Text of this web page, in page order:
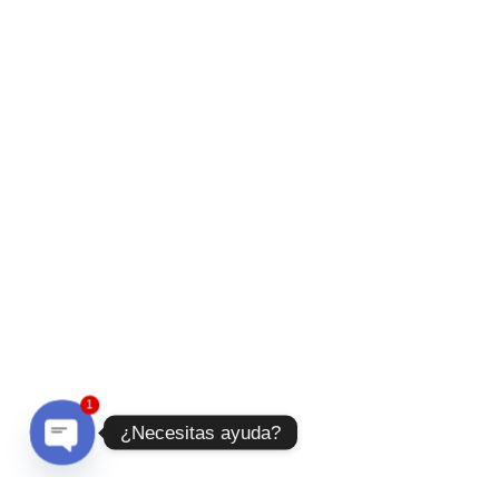
¿Necesitas ayuda?
1